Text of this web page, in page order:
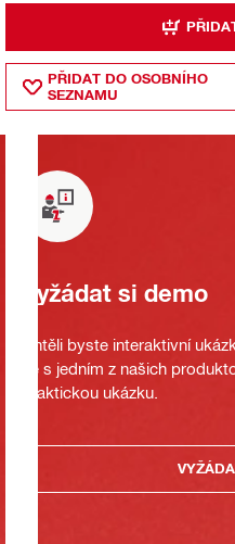
PŘIDAT DO OSOBNÍHO
SEZNAMU
Vyžádat si demo
Chtěli byste interaktivní
se s jedním z našich
praktickou ukázku.